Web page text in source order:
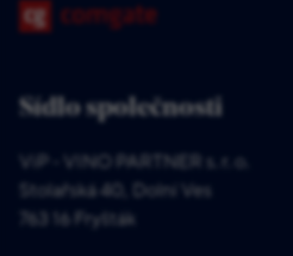
Sídlo společnosti
ViP - VINO PARTNER s. r. o.
Stolařská 40, Dolní Ves
763 16 Fryšták